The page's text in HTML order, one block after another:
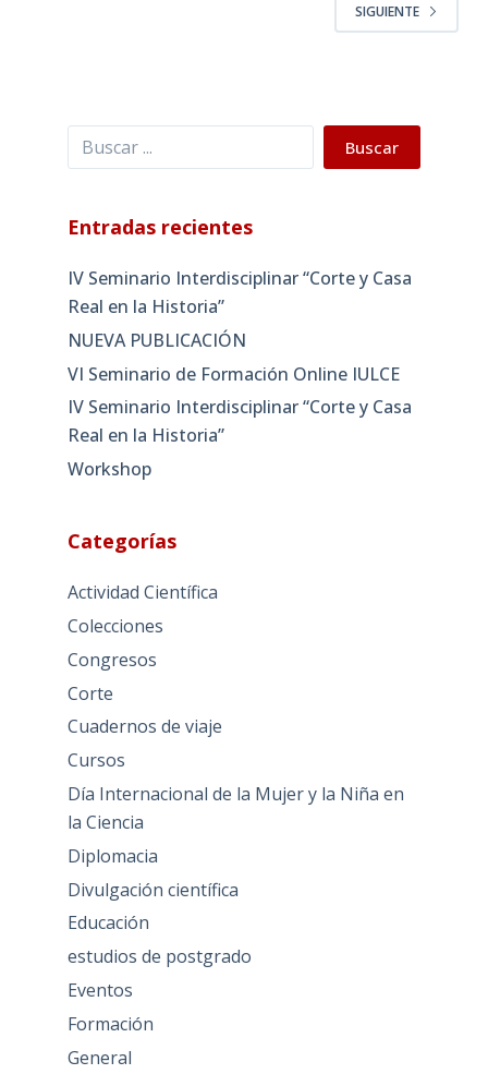
SIGUIENTE
Buscar Buscar
Entradas recientes
IV Seminario Interdisciplinar “Corte y Casa
Real en la Historia”
NUEVA PUBLICACIÓN
VI Seminario de Formación Online IULCE
IV Seminario Interdisciplinar “Corte y Casa
Real en la Historia”
Workshop
Categorías
Actividad Científica
Colecciones
Congresos
Corte
Cuadernos de viaje
Cursos
Día Internacional de la Mujer y la Niña en
la Ciencia
Diplomacia
Divulgación científica
Educación
estudios de postgrado
Eventos
Formación
General